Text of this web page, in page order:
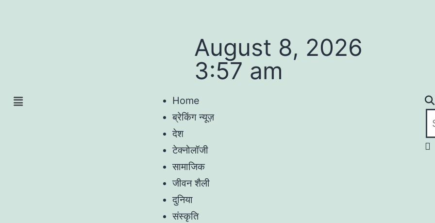
August 8, 2026
3:57 am
Home
ब्रेकिंग न्यूज़
देश
टेक्नोलॉजी
सामाजिक
जीवन शैली
दुनिया
संस्कृति